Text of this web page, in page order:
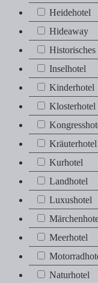
HeidehotelHeidehotel
HideawayHideaway
Historisches Hotel
InselhotelInselhotel
Kinderhotel
Kinderhotel
Klosterhotel
Klosterhotel
Kongresshotel
Kräuterhotel
Kräuterhotel
KurhotelKurhotel
LandhotelLandhotel
LuxushotelLuxushotel
Märchenhotel
MeerhotelMeerhotel
Motorradhotel
NaturhotelNaturhotel